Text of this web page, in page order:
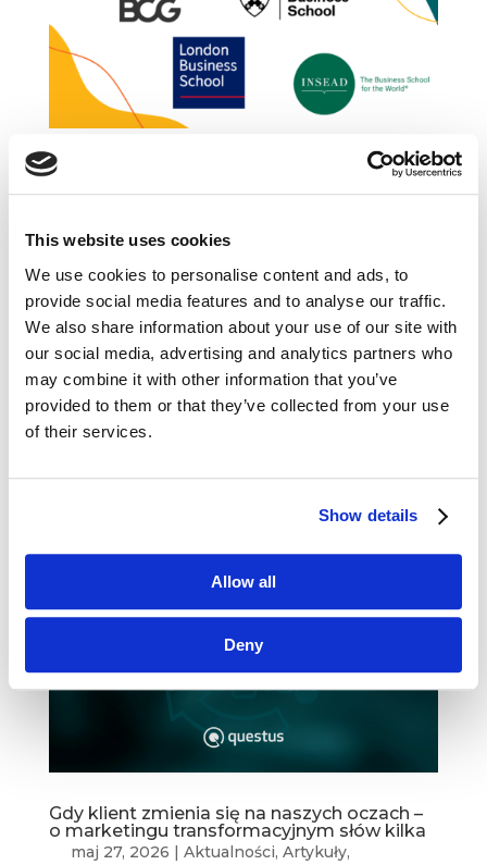
This website uses cookies
We use cookies to personalise content and ads, to
provide social media features and to analyse our traffic.
We also share information about your use of our site with
our social media, advertising and analytics partners who
may combine it with other information that you’ve
provided to them or that they’ve collected from your use
of their services.
Show details
Allow all
Deny
O czym się mówi w świecie biznesu –
Blogosfera,Innowacje
Trendy,Wiedza
Zapraszamy do nowej odsłony questus
marketing insights. W tym miesiącu
przedstawiamy Wam teksty autorstwa: London
Business School, BCG, INSEAD, Harvard
Business School. Przyjemnej lektury! Want
Gdy klient zmienia się na naszych oczach –
o marketingu transformacyjnym słów kilka
maj 27, 2026 | Aktualności, Artykuły,